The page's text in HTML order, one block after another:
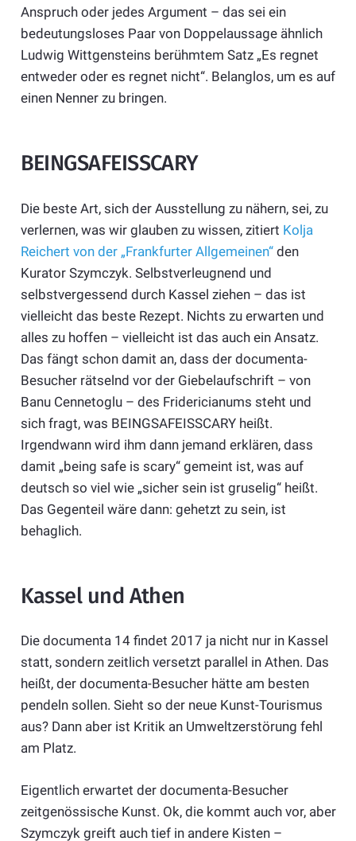
Anspruch oder jedes Argument – das sei ein
bedeutungsloses Paar von Doppelaussage ähnlich
Ludwig Wittgensteins berühmtem Satz „Es regnet
entweder oder es regnet nicht“. Belanglos, um es auf
einen Nenner zu bringen.
BEINGSAFEISSCARY
Die beste Art, sich der Ausstellung zu nähern, sei, zu
verlernen, was wir glauben zu wissen, zitiert Kolja
Reichert von der „Frankfurter Allgemeinen“den
Kurator Szymczyk. Selbstverleugnend und
selbstvergessend durch Kassel ziehen – das ist
vielleicht das beste Rezept. Nichts zu erwarten und
alles zu hoffen – vielleicht ist das auch ein Ansatz.
Das fängt schon damit an, dass der documenta-
Besucher rätselnd vor der Giebelaufschrift – von
Banu Cennetoglu – des Fridericianums steht und
sich fragt, was BEINGSAFEISSCARY heißt.
Irgendwann wird ihm dann jemand erklären, dass
damit „being safe is scary“ gemeint ist, was auf
deutsch so viel wie „sicher sein ist gruselig“ heißt.
Das Gegenteil wäre dann: gehetzt zu sein, ist
behaglich.
Kassel und Athen
Die documenta 14 findet 2017 ja nicht nur in Kassel
statt, sondern zeitlich versetzt parallel in Athen. Das
heißt, der documenta-Besucher hätte am besten
pendeln sollen. Sieht so der neue Kunst-Tourismus
aus? Dann aber ist Kritik an Umweltzerstörung fehl
am Platz.
Eigentlich erwartet der documenta-Besucher
zeitgenössische Kunst. Ok, die kommt auch vor, aber
Szymczyk greift auch tief in andere Kisten –